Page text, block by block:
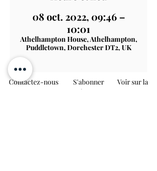
08 oct. 2022, 09:46 –
10:01
Athelhampton House, Athelhampton,
Puddletown, Dorchester DT2, UK
Contactez-nous S'abonner Voir sur la
carte